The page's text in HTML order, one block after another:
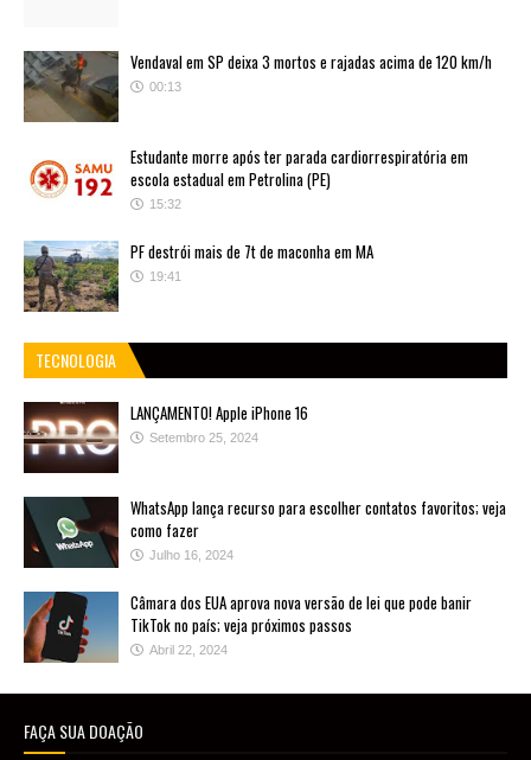
Vendaval em SP deixa 3 mortos e rajadas acima de 120 km/h
00:13
Estudante morre após ter parada cardiorrespiratória em
escola estadual em Petrolina (PE)
15:32
PF destrói mais de 7t de maconha em MA
19:41
TECNOLOGIA
LANÇAMENTO! Apple iPhone 16
Setembro 25, 2024
WhatsApp lança recurso para escolher contatos favoritos; veja
como fazer
Julho 16, 2024
Câmara dos EUA aprova nova versão de lei que pode banir
TikTok no país; veja próximos passos
Abril 22, 2024
FAÇA SUA DOAÇÃO